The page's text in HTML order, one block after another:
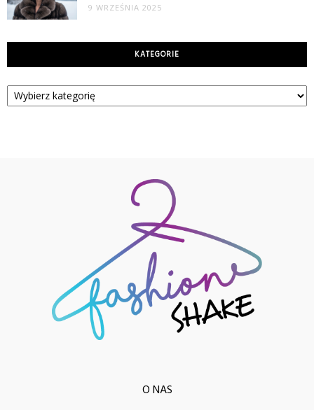
9 WRZEŚNIA 2025
KATEGORIE
Kategorie
O NAS